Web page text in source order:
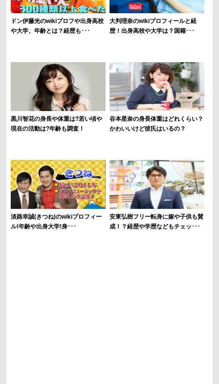
ドン伊藤光のwikiプロフや出身高校
や大学、年齢とは？経歴も･･･
大判理奈のwikiプロフィールと経
歴！出身高校や大学は？国籍･･･
黒川智花の身長や体重は?若い頃や
現在の活動は?年齢も調査！
谷本星奈の身長体重はどれくらい？
かわいいけど彼氏はいるの？
淡路幸誠(きつね)のwikiプロフィー
ル!年齢や出身大学!身･･･
安東弘樹フリー転身に嫁や子供も賛
成！？経歴や学歴などもチェッ･･･